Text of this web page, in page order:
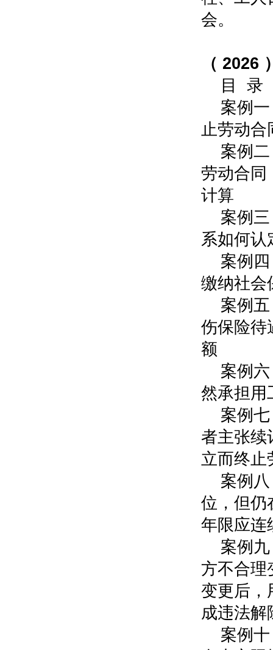
会。
（ 2026
目 录
案例
止劳动合
案例
劳动合同
计算
案例
系如何认
案例
缴纳社会
案例
伤保险待
额
案例
然承担用
案例
者主张续
立而终止
案例
位，但仍
年限应连
案例
方不合理
变更后，
成违法解
案例